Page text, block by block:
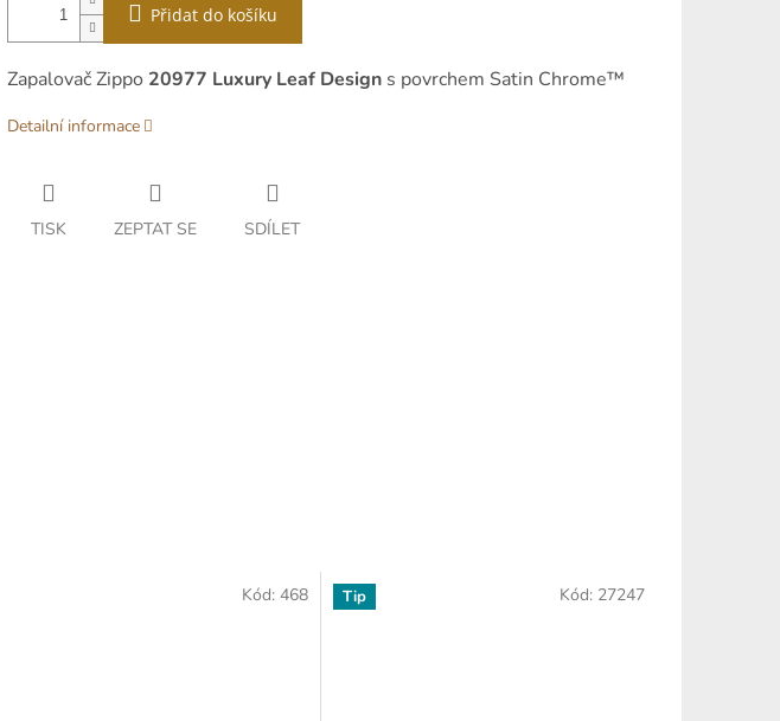
Přidat do košíku
Zapalovač Zippo 20977 Luxury Leaf Design s povrchem Satin Chrome™
Detailní informace
TISK ZEPTAT SE SDÍLET
Kód: 468 Tip Kód: 27247